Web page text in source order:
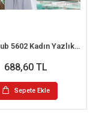
Bone Club 5602 Kadın Yazlık Lohusa Gecelik
688,60 TL
Sepete Ekle